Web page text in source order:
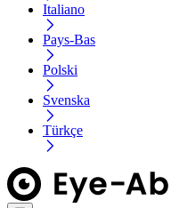
Italiano
Pays-Bas
Polski
Svenska
Türkçe